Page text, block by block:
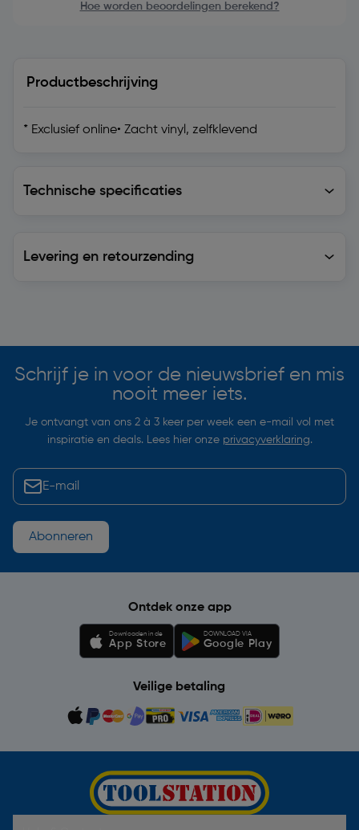
Hoe worden beoordelingen berekend?
Productbeschrijving
* Exclusief online• Zacht vinyl, zelfklevend
Technische specificaties
Levering en retourzending
Schrijf je in voor de nieuwsbrief en mis
nooit meer iets.
Je ontvangt van ons 2 à 3 keer per week een e-mail vol met
inspiratie en deals. Lees hier onze privacyverklaring.
Abonneren
Ontdek onze app
Downloaden in de
App Store
DOWNLOAD VIA
Google Play
Veilige betaling